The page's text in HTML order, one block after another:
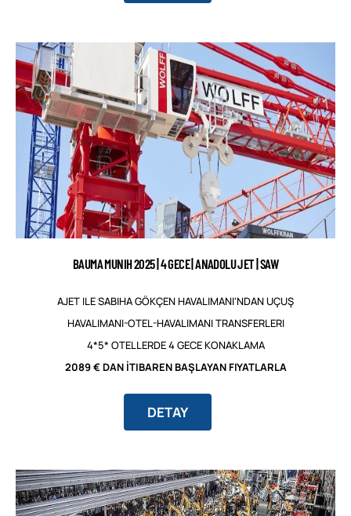
BAUMA MUNIH 2025 | 4 GECE | ANADOLU JET | SAW
AJET ILE SABIHA GÖKÇEN HAVALIMANI'NDAN UÇUŞ
HAVALIMANI-OTEL-HAVALIMANI TRANSFERLERI
4*5* OTELLERDE 4 GECE KONAKLAMA
2089 € DAN İTIBAREN BAŞLAYAN FIYATLARLA
DETAY